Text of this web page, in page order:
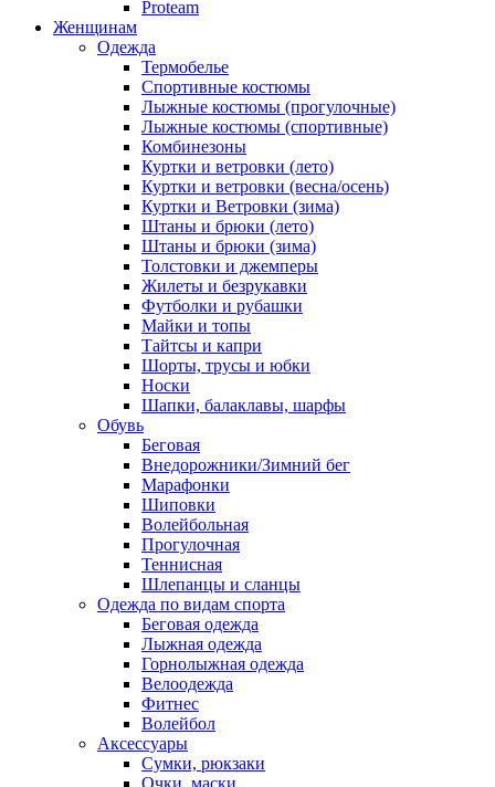
Proteam
Женщинам
Одежда
Термобелье
Спортивные костюмы
Лыжные костюмы (прогулочные)
Лыжные костюмы (спортивные)
Комбинезоны
Куртки и ветровки (лето)
Куртки и ветровки (весна/осень)
Куртки и Ветровки (зима)
Штаны и брюки (лето)
Штаны и брюки (зима)
Толстовки и джемперы
Жилеты и безрукавки
Футболки и рубашки
Майки и топы
Тайтсы и капри
Шорты, трусы и юбки
Носки
Шапки, балаклавы, шарфы
Обувь
Беговая
Внедорожники/Зимний бег
Марафонки
Шиповки
Волейбольная
Прогулочная
Теннисная
Шлепанцы и сланцы
Одежда по видам спорта
Беговая одежда
Лыжная одежда
Горнолыжная одежда
Велоодежда
Фитнес
Волейбол
Аксессуары
Сумки, рюкзаки
Очки, маски